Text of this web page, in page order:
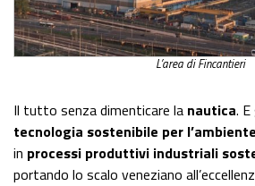
L’area di Fincantieri
Il tutto senza dimenticare la nautica.
tecnologia sostenibile per l’ambiente
in processi produttivi industriali
portando lo scalo veneziano